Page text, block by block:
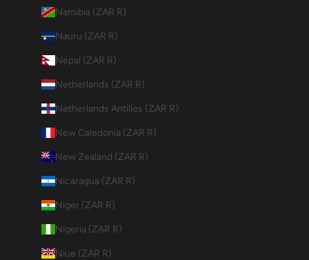
Namibia (ZAR R)
Nauru (ZAR R)
Nepal (ZAR R)
Netherlands (ZAR R)
Netherlands Antilles (ZAR R)
New Caledonia (ZAR R)
New Zealand (ZAR R)
Nicaragua (ZAR R)
Niger (ZAR R)
Nigeria (ZAR R)
Niue (ZAR R)